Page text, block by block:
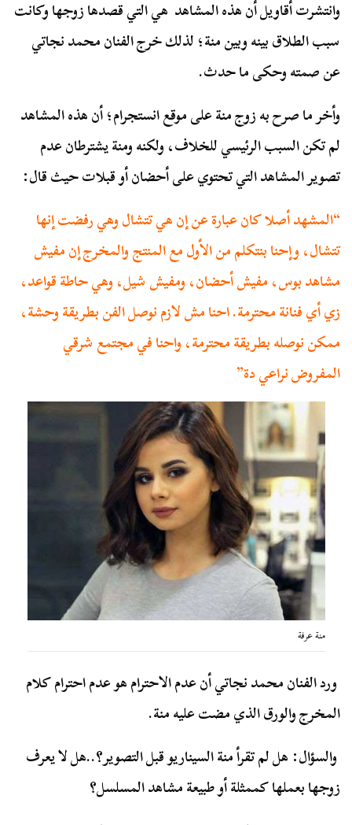
وانتشرت أقاويل أن هذه المشاهد هي التي قصدها زوجها وكانت
سبب الطلاق بينه وبين منة؛ لذلك خرج الفنان محمد نجاتي
عن صمته وحكى ما حدث.
وأخر ما صرح به زوج منة على موقع انستجرام؛ أن هذه المشاهد
لم تكن السبب الرئيسي للخلاف، ولكنه ومنة يشترطان عدم
تصوير المشاهد التي تحتوي علىأحضانأو قبلات حيث قال:
“المشهد أصلا كان عبارة عن إن هي تتشال وهي رفضت إنها
تتشال، وإحنا بنتكلم من الأول مع المنتج والمخرج إن مفيش
مشاهد بوس، مفيش أحضان، ومفيش شيل، وهي حاطة قواعد،
زي أي فنانة محترمة. احنا مش لازم نوصل الفن بطريقة وحشة،
ممكن نوصله بطريقة محترمة، واحنا في مجتمع شرقي
المفروض نراعي دة”
منة عرفة
ورد الفنان محمد نجاتي أن عدم الاحترام هو عدم احترام كلام
المخرج والورق الذي مضت عليه منة.
والسؤال: هل لم تقرأ منة السيناريو قبل التصوير؟..هل لا يعرف
زوجها بعملها كممثلة أو طبيعة مشاهد المسلسل؟